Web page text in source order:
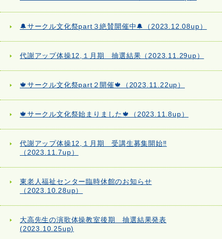
🔔サークル文化祭part３絶賛開催中🔔（2023.12.08up）
代謝アップ体操12,１月期 抽選結果（2023.11.29up）
🍁サークル文化祭part２開催🍁（2023.11.22up）
🍁サークル文化祭始まりました🍁（2023.11.8up）
代謝アップ体操12,１月期 受講生募集開始‼
（2023.11.7up）
東老人福祉センター臨時休館のお知らせ
（2023.10.28up）
大高先生の演歌体操教室後期 抽選結果発表
(2023.10.25up)